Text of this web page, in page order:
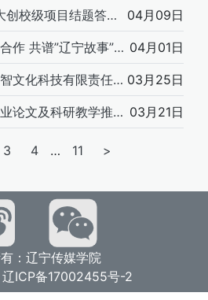
人文学院2024年大创校级项目结题答辩圆满结束 04月09日
人文学院深化校企合作 共谱”辽宁故事”新篇章 04月01日
人文学院赴辽宁云智文化科技有限责任公司开展访企拓岗暨教师实习巡访活动 03月25日
人文学院新学期毕业论文及科研教学推进会顺利召开 03月21日
文
章
分
页
3 4 … 11 >
：辽宁传媒学院
辽ICP备17002455号-2